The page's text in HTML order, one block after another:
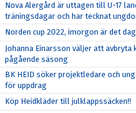
Nova Alergård är uttagen till U-17
träningsdagar och har tecknat
Norden cup 2022, imorgon är det
Johanna Einarsson väljer att avbryta
pågående säsong
BK HEID söker projektledare och
för uppdrag
Köp Heidkläder till julklappssäcken!!